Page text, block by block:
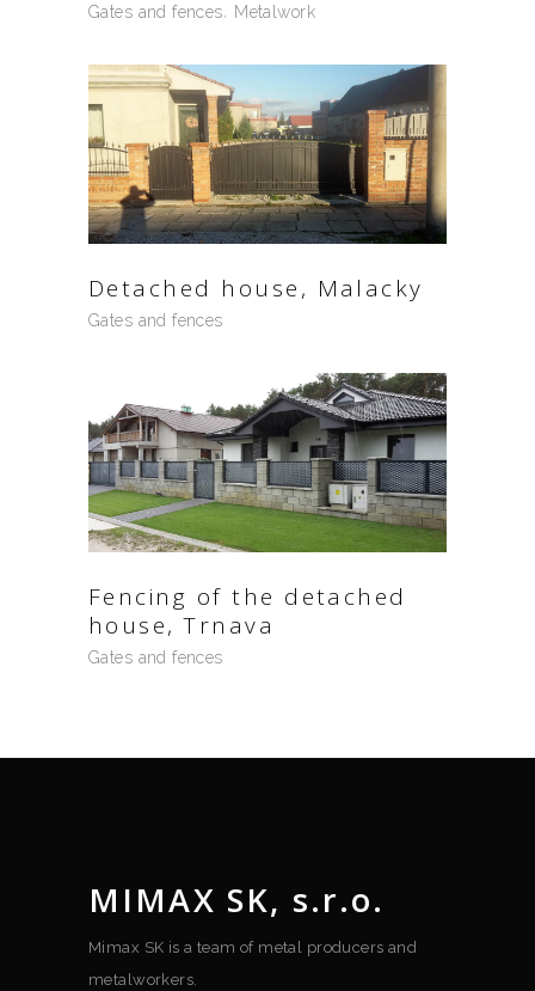
Gates and fences Metalwork
Detached house, Malacky
Gates and fences
Fencing of the detached
house, Trnava
Gates and fences
MIMAX SK, s.r.o.
Mimax SK is a team of metal producers and
metalworkers.